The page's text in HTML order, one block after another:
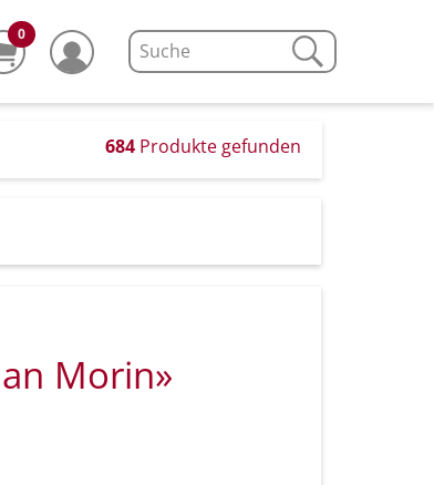
0
684 Produkte gefunden
Morin»